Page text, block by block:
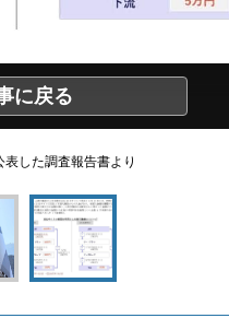
に戻る
表した調査報告書より